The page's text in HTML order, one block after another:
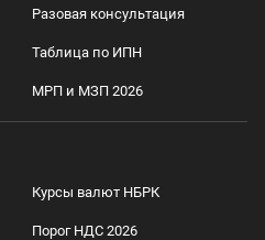
Разовая консультация
Таблица по ИПН
МРП и МЗП 2026
Курсы валют НБРК
Порог НДС 2026